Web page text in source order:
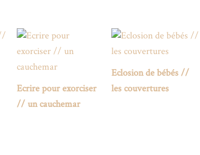
Ecrire pour exorciser
// un cauchemar
Eclosion de bébés //
les couvertures